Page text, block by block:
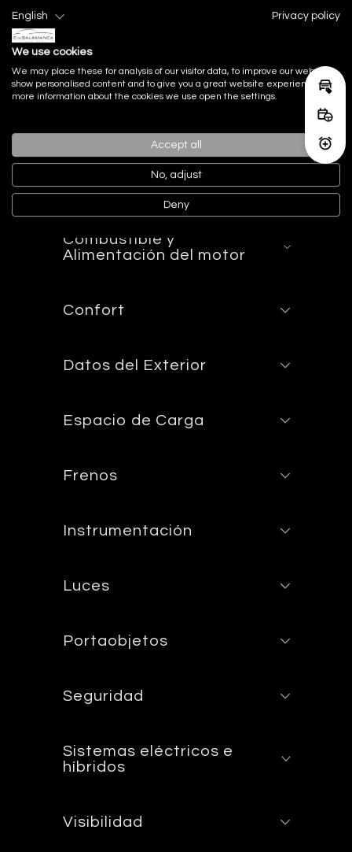
Asientos
Audio
Climatización
Combustible y
Alimentación del motor
Confort
Datos del Exterior
Espacio de Carga
Frenos
Instrumentación
Luces
Portaobjetos
Seguridad
Sistemas eléctricos e
híbridos
Visibilidad
English Privacy policy
We use cookies
We may place these for analysis of our visitor data, to improve our website,
show personalised content and to give you a great website experience. For
more information about the cookies we use open the settings.
Accept all
No, adjust
Deny